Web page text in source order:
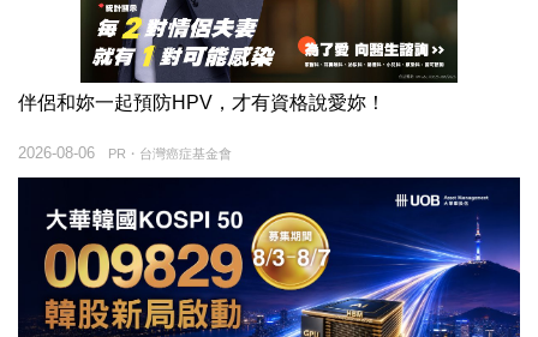
伴侶和妳一起預防HPV，才有資格說愛妳！
PR・台灣癌症基金會
2026-08-06